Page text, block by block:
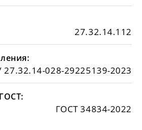
27.32.14.112
27.32.14-028-29225139-2023
ГОСТ 34834-2022